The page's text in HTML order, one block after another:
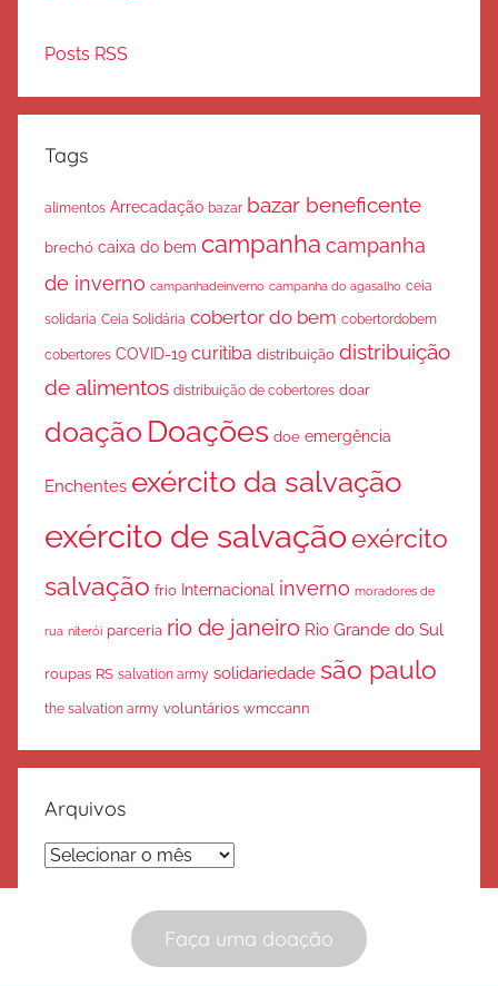
Faça uma doação
Posts RSS
Tags
alimentos Arrecadação bazar bazar beneficente
brechó caixa do bem campanha campanha
de inverno campanhadeinverno campanha do agasalho ceia
solidaria Ceia Solidária cobertor do bem cobertordobem
cobertores COVID-19 curitiba distribuição distribuição
de alimentos distribuição de cobertores doar
doação Doações doe emergência
Enchentes exército da salvação
exército de salvaçãoexército
salvação frio Internacional inverno moradores de
rua niterói parceria rio de janeiro Rio Grande do Sul
roupas RS salvation army solidariedade são paulo
the salvation army voluntários wmccann
Arquivos
Arquivos